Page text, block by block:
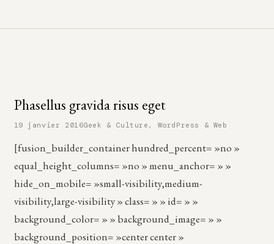
Phasellus gravida risus eget
19 janvier 2016Geek & Culture, WordPress & Web
[fusion_builder_container hundred_percent= »no »
equal_height_columns= »no » menu_anchor= » »
hide_on_mobile= »small-visibility,medium-
visibility,large-visibility » class= » » id= » »
background_color= » » background_image= » »
background_position= »center center »